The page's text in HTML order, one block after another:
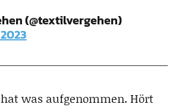
(@textilvergehen)
hat was aufgenommen. Hört